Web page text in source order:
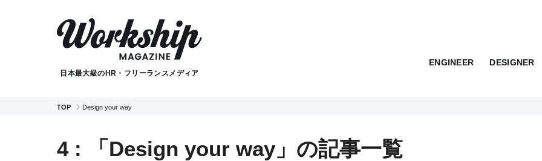
日本最大級のHR・フリーランスメディア
ENGINEER DESIGNER
TOP Design your way
4 : 「Design your way」の記事一覧